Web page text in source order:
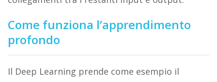
Come funziona l’apprendimento
profondo
Il Deep Learning prende come esempio il